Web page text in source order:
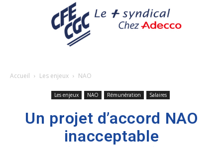
Accueil Les enjeux NAO
Les enjeux NAO Rémunération Salaires
Un projet d’accord NAO
inacceptable